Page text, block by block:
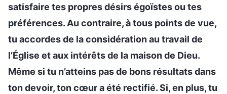
satisfaire tes propres désirs égoïstes ou tes
préférences. Au contraire, à tous points de vue,
tu accordes de la considération au travail de
l’Église et aux intérêts de la maison de Dieu.
Même si tu n’atteins pas de bons résultats dans
ton devoir, ton cœur a été rectifié. Si, en plus, tu